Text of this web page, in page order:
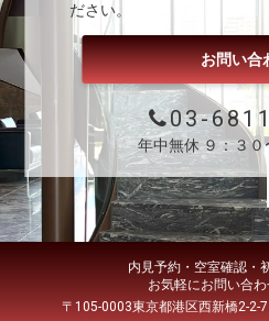
ださい。
お問い合
03-
年中無休 ９：３０
内見予約・空室確認・
お気軽にお問い合わ
〒105-0003東京都港区西新橋2-